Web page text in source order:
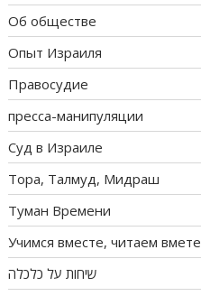
Об обществе
Опыт Израиля
Правосудие
пресса-манипуляции
Суд в Израиле
Тора, Талмуд, Мидраш
Туман Времени
Учимся вместе, читаем вмете
שיחות על כלכלה